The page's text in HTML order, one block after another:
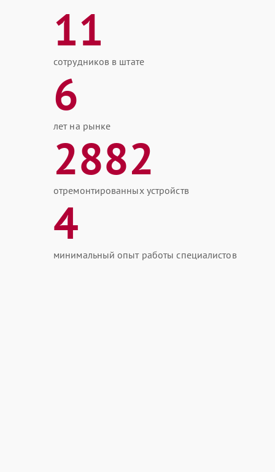
11
сотрудников в штате
6
лет на рынке
2882
отремонтированных устройств
4
минимальный опыт работы специалистов